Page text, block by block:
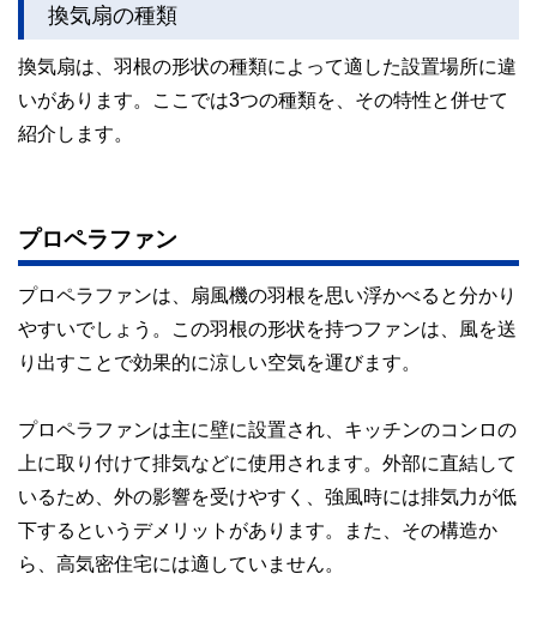
ど150名以上の有資格者を執筆者・監修者として迎え、むず
をわかりやすく発信している点です。
このように編集経験豊富なメンバーと金融や経済に精通した
やすさはもちろんのこと、読み応えのあるコンテンツと確か
換気扇の種類
換気扇は、羽根の形状の種類によって適した設置場所に違
いがあります。ここでは3つの種類を、その特性と併せて
紹介します。
プロペラファン
プロペラファンは、扇風機の羽根を思い浮かべると分かり
やすいでしょう。この羽根の形状を持つファンは、風を送
り出すことで効果的に涼しい空気を運びます。
プロペラファンは主に壁に設置され、キッチンのコンロの
上に取り付けて排気などに使用されます。外部に直結して
いるため、外の影響を受けやすく、強風時には排気力が低
下するというデメリットがあります。また、その構造か
ら、高気密住宅には適していません。